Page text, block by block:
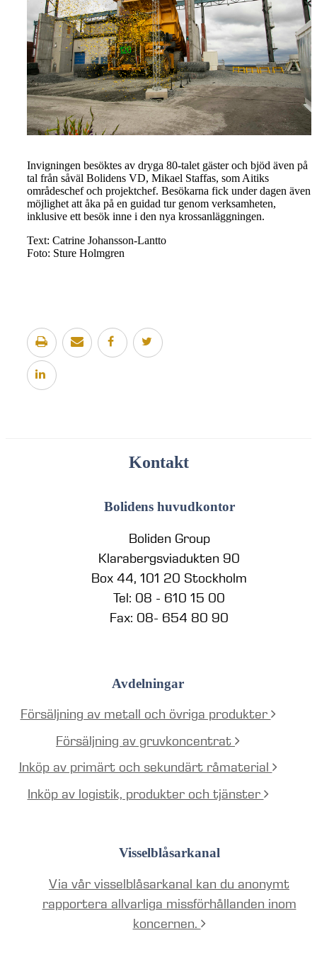
Invigningen besöktes av dryga 80-talet gäster och bjöd även på
tal från såväl Bolidens VD, Mikael Staffas, som Aitiks
områdeschef och projektchef. Besökarna fick under dagen även
möjlighet att åka på en guidad tur genom verksamheten,
inklusive ett besök inne i den nya krossanläggningen.
Text: Catrine Johansson-Lantto
Foto: Sture Holmgren
Kontakt
Bolidens huvudkontor
Boliden Group
Klarabergsviadukten 90
Box 44, 101 20 Stockholm
Tel: 08 - 610 15 00
Fax: 08- 654 80 90
Avdelningar
Försäljning av metall och övriga produkter
Försäljning av gruvkoncentrat
Inköp av primärt och sekundärt råmaterial
Inköp av logistik, produkter och tjänster
Visselblåsarkanal
Via vår visselblåsarkanal kan du anonymt
rapportera allvarliga missförhållanden inom
koncernen.